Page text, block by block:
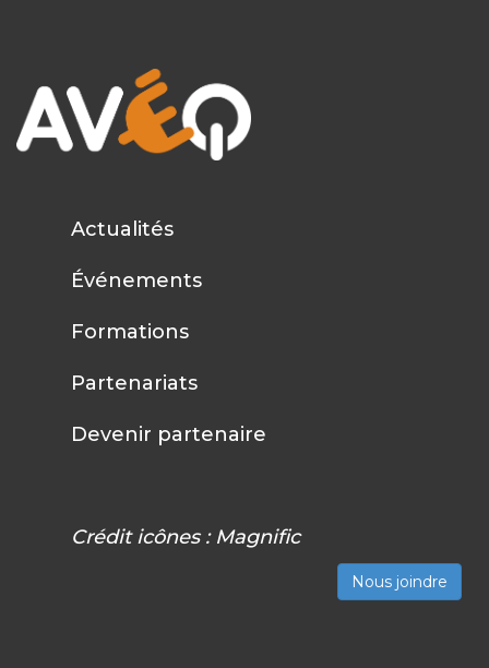
Actualités
Événements
Formations
Partenariats
Devenir partenaire
Crédit icônes : Magnific
Nous joindre